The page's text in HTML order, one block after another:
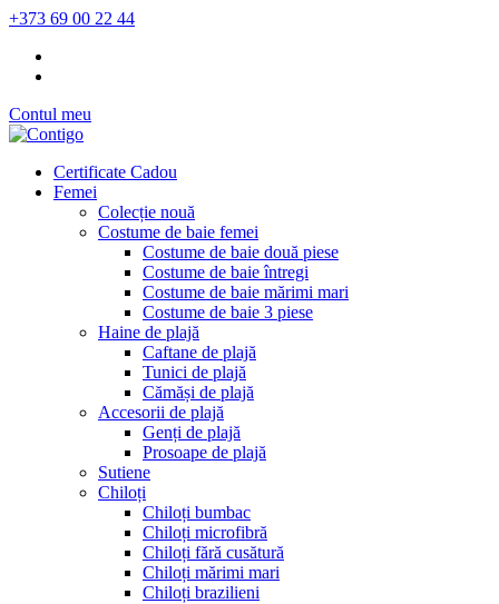
+373 69 00 22 44
Contul meu
Certificate Cadou
Femei
Colecție nouă
Costume de baie femei
Costume de baie două piese
Costume de baie întregi
Costume de baie mărimi mari
Costume de baie 3 piese
Haine de plajă
Caftane de plajă
Tunici de plajă
Cămăși de plajă
Accesorii de plajă
Genți de plajă
Prosoape de plajă
Sutiene
Chiloți
Chiloți bumbac
Chiloți microfibră
Chiloți fără cusătură
Chiloți mărimi mari
Chiloți brazilieni